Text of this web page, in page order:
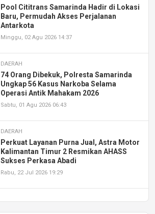
Pool Cititrans Samarinda Hadir di Lokasi
Baru, Permudah Akses Perjalanan
Antarkota
Minggu, 02 Agu 2026 14:37
DAERAH
74 Orang Dibekuk, Polresta Samarinda
Ungkap 56 Kasus Narkoba Selama
Operasi Antik Mahakam 2026
Sabtu, 01 Agu 2026 06:43
DAERAH
Perkuat Layanan Purna Jual, Astra Motor
Kalimantan Timur 2 Resmikan AHASS
Sukses Perkasa Abadi
Rabu, 22 Jul 2026 19:29